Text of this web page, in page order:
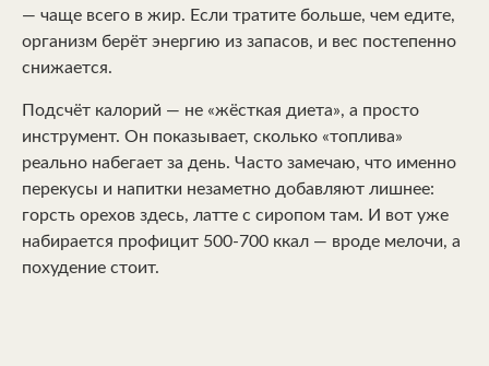
— чаще всего в жир. Если тратите больше, чем едите,
организм берёт энергию из запасов, и вес постепенно
снижается.
Подсчёт калорий — не «жёсткая диета», а просто
инструмент. Он показывает, сколько «топлива»
реально набегает за день. Часто замечаю, что именно
перекусы и напитки незаметно добавляют лишнее:
горсть орехов здесь, латте с сиропом там. И вот уже
набирается профицит 500-700 ккал — вроде мелочи, а
похудение стоит.